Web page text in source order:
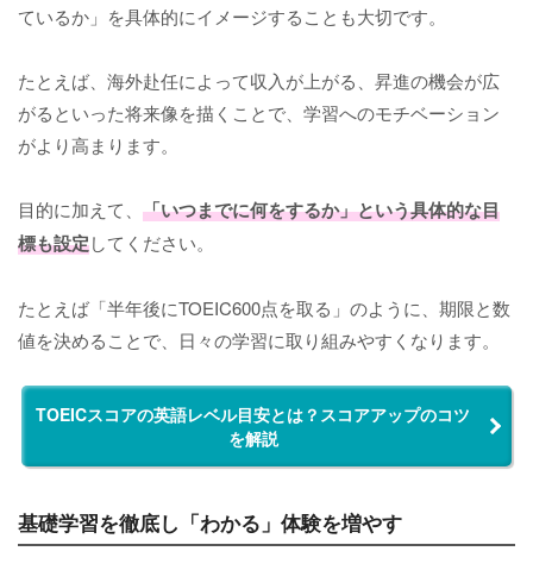
ているか」を具体的にイメージすることも大切です。
たとえば、海外赴任によって収入が上がる、昇進の機会が広
がるといった将来像を描くことで、学習へのモチベーション
がより高まります。
目的に加えて、 「いつまでに何をするか」という具体的な目
標も設定してください。
たとえば「半年後にTOEIC600点を取る」のように、期限と数
値を決めることで、日々の学習に取り組みやすくなります。
TOEICスコアの英語レベル目安とは？スコアアップのコツ
を解説
基礎学習を徹底し「わかる」体験を増やす